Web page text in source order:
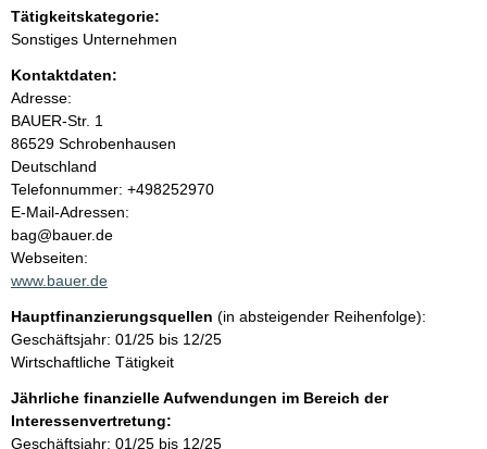
n
i
n
h
a
l
t
Tätigkeitskategorie:
Sonstiges Unternehmen
Kontaktdaten:
Adresse:
BAUER-Str. 1
86529 Schrobenhausen
Deutschland
K
o
n
t
a
t
i
n
f
o
r
Telefonnummer: +498252970
E-Mail-Adressen:
bag@bauer.de
Webseiten:
www.bauer.de
Hauptfinanzierungsquellen (in absteigender Reihenfolge):
Geschäftsjahr: 01/25 bis 12/25
Wirtschaftliche Tätigkeit
Jährliche finanzielle Aufwendungen im Bereich der
Interessenvertretung:
Geschäftsjahr: 01/25 bis 12/25